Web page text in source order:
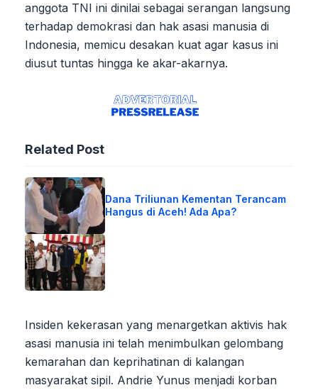
anggota TNI ini dinilai sebagai serangan langsung
terhadap demokrasi dan hak asasi manusia di
Indonesia, memicu desakan kuat agar kasus ini
diusut tuntas hingga ke akar-akarnya.
Related Post
Dana Triliunan Kementan Terancam
Hangus di Aceh! Ada Apa?
Insiden kekerasan yang menargetkan aktivis hak
asasi manusia ini telah menimbulkan gelombang
kemarahan dan keprihatinan di kalangan
masyarakat sipil. Andrie Yunus menjadi korban